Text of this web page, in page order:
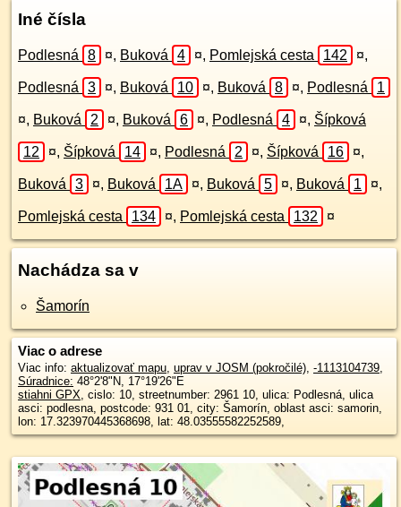
Iné čísla
Podlesná 8 ¤, Buková 4 ¤, Pomlejská cesta 142 ¤,
Podlesná 3 ¤, Buková 10 ¤, Buková 8 ¤, Podlesná 1
¤, Buková 2 ¤, Buková 6 ¤, Podlesná 4 ¤, Šípková
12 ¤, Šípková 14 ¤, Podlesná 2 ¤, Šípková 16 ¤,
Buková 3 ¤, Buková 1A ¤, Buková 5 ¤, Buková 1 ¤,
Pomlejská cesta 134 ¤, Pomlejská cesta 132 ¤
Nachádza sa v
Šamorín
Viac o adrese
Viac info: aktualizovať mapu, uprav v JOSM (pokročilé), -1113104739,
Súradnice: 48°2'8"N, 17°19'26"E
stiahni GPX, cislo: 10, streetnumber: 2961 10, ulica: Podlesná, ulica
asci: podlesna, postcode: 931 01, city: Šamorín, oblast asci: samorin,
lon: 17.323970445368698, lat: 48.03555582252589,